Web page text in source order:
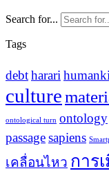
Search for...
Tags
debtharari
culture
ontological turn ontology
passagesapiens
เคลื่อนไหว การ